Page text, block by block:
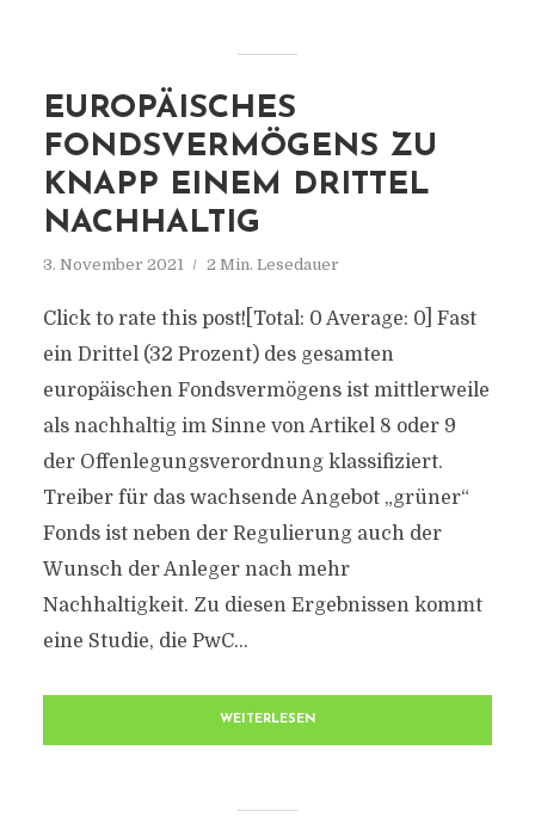
EUROPÄISCHES
FONDSVERMÖGENS ZU
KNAPP EINEM DRITTEL
NACHHALTIG
3. November 2021 2 Min. Lesedauer
Click to rate this post![Total: 0 Average: 0] Fast
ein Drittel (32 Prozent) des gesamten
europäischen Fondsvermögens ist mittlerweile
als nachhaltig im Sinne von Artikel 8 oder 9
der Offenlegungsverordnung klassifiziert.
Treiber für das wachsende Angebot „grüner“
Fonds ist neben der Regulierung auch der
Wunsch der Anleger nach mehr
Nachhaltigkeit. Zu diesen Ergebnissen kommt
eine Studie, die PwC...
WEITERLESEN